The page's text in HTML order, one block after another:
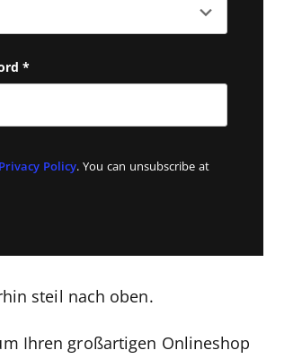
*
Privacy Policy. You can unsubscribe at
steil nach oben.
Ihren großartigen Onlineshop